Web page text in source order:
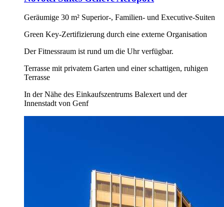
Geräumige 30 m² Superior-, Familien- und Executive-Suiten
Green Key-Zertifizierung durch eine externe Organisation
Der Fitnessraum ist rund um die Uhr verfügbar.
Terrasse mit privatem Garten und einer schattigen, ruhigen
Terrasse
In der Nähe des Einkaufszentrums Balexert und der
Innenstadt von Genf